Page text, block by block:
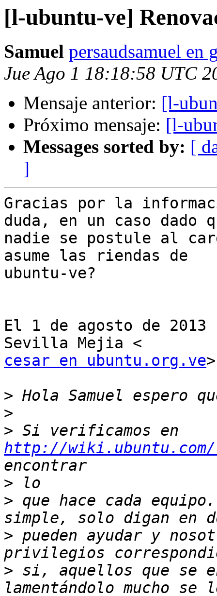
[l-ubuntu-ve]
Samuel persaudsamuel en
Jue Ago 1 18:18:58 UTC
Mensaje anterior: [l-
Próximo mensaje: [l-
Messages sorted by: [
]
Gracias por la
duda, en un caso dado
nadie se postule al
asume las riendas de
ubuntu-ve?
El 1 de agosto de
cesar en ubuntu.org.ve
>
>
>
http://wiki.ubuntu.com/
>
> que hace cada
> pueden ayudar y
> si, aquellos que se